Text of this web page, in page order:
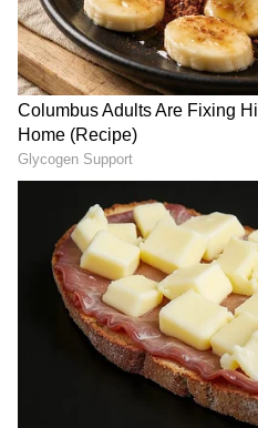
Related Articles
ಬೆಂಗಳೂರಲ್ಲೇ 10,650! ಗೃಹ
ಸಚಿವರೇ ಕ್ರಮ ಯಾವಾಗ?
ಬೆಂಗಳೂರು ಜನರಿಗೆ ಗುಡ್‌ನ್ಯೂಸ್!
ನಗರದ ಮೊದಲ ಟನಲ್‌ ರಸ್ತೆಗೆ
ಇಂದು ಸಿಎಂ ಶಂಕು, ಎಲ್ಲಿಂದ
ಎಲ್ಲಿವರೆಗೆ? ಟ್ರಾಫಿಕ್ ಸಮಸ್ಯೆಗೆ
ಸಿಗುತ್ತಾ ಶಾಶ್ವತ ಪರಿಹಾರ?